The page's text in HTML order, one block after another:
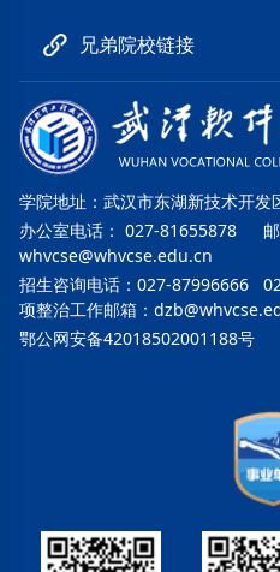
兄弟院校链接
学院地址：武汉市东湖新技术开发
办公室电话： 027-81655878
whvcse@whvcse.edu.cn
招生咨询电话：027-87996666
项整治工作邮箱：
鄂公网安备42018502001188号